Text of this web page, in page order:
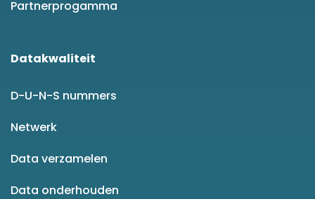
Partnerprogamma
Datakwaliteit
D-U-N-S nummers
Netwerk
Data verzamelen
Data onderhouden